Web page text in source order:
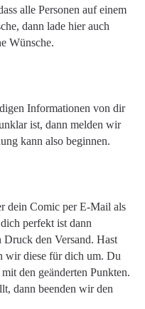
alle Personen auf einem
dann lade hier auch
Wünsche.
Informationen von dir
ist, dann melden wir
kann also beginnen.
dein Comic per E-Mail als
perfekt ist dann
Druck den Versand. Hast
wir diese für dich um. Du
den geänderten Punkten.
dann beenden wir den